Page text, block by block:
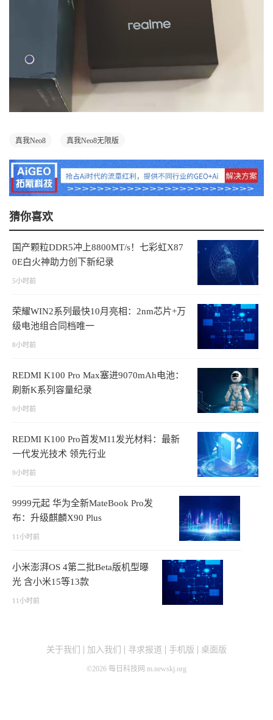
真我Neo8 真我Neo8无限版
猜你喜欢
国产颗粒DDR5冲上8800MT/s！七彩虹X87
0E白火神助力创下新纪录
5小时前
荣耀WIN2系列最快10月亮相：2nm芯片+万
级电池组合同档唯一
8小时前
REDMI K100 Pro Max塞进9070mAh电池：
刷新K系列容量纪录
9小时前
REDMI K100 Pro首发M11发光材料：最新
一代发光技术 领先行业
9小时前
9999元起 华为全新MateBook Pro发
布：升级麒麟X90 Plus
11小时前
小米澎湃OS 4第二批Beta版机型曝
光 含小米15等13款
11小时前
关于我们 加入我们 寻求报道 手机版 桌面版
©2026 每日科技网 m.newskj.org